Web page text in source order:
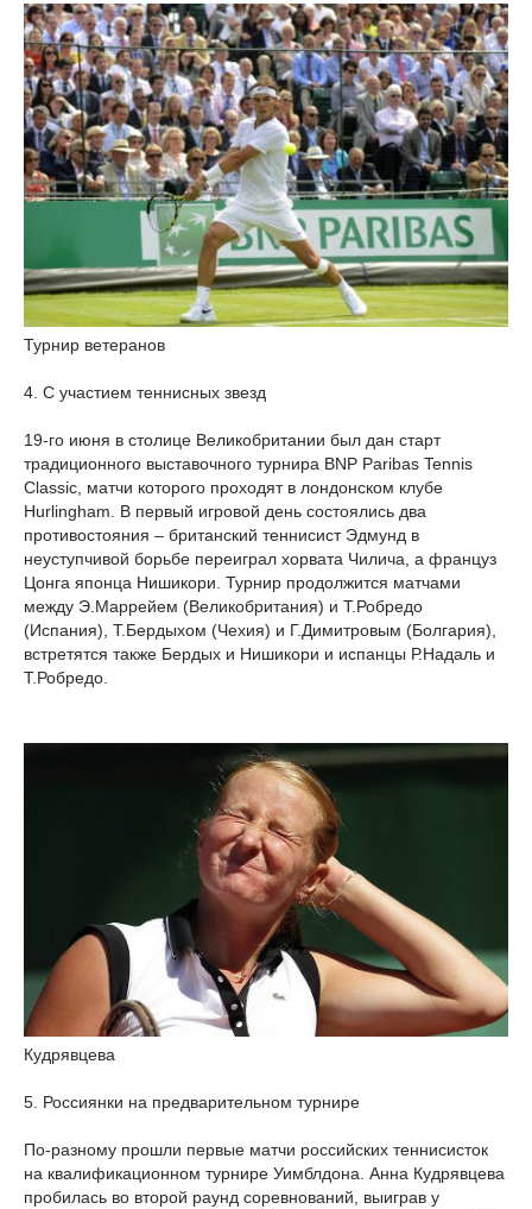
Турнир ветеранов
4. С участием теннисных звезд
19-го июня в столице Великобритании был дан старт
традиционного выставочного турнира BNP Paribas Tennis
Classic, матчи которого проходят в лондонском клубе
Hurlingham. В первый игровой день состоялись два
противостояния – британский теннисист Эдмунд в
неуступчивой борьбе переиграл хорвата Чилича, а француз
Цонга японца Нишикори. Турнир продолжится матчами
между Э.Маррейем (Великобритания) и Т.Робредо
(Испания), Т.Бердыхом (Чехия) и Г.Димитровым (Болгария),
встретятся также Бердых и Нишикори и испанцы Р.Надаль и
Т.Робредо.
Кудрявцева
5. Россиянки на предварительном турнире
По-разному прошли первые матчи российских теннисисток
на квалификационном турнире Уимблдона. Анна Кудрявцева
пробилась во второй раунд соревнований, выиграв у